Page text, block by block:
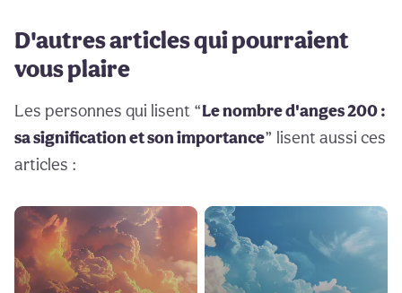
D'autres articles qui pourraient
vous plaire
Les personnes qui lisent “Le nombre d'anges 200 :
sa signification et son importance” lisent aussi ces
articles :